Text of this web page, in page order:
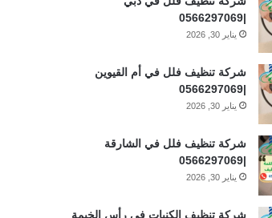
|0566297069
يناير 30, 2026
شركة تنظيف فلل في أم القيوين
|0566297069
يناير 30, 2026
شركة تنظيف فلل في الشارقة
|0566297069
يناير 30, 2026
شركة تنظيف الكنبات في رأس الخيمة